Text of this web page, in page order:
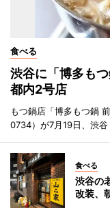
食べる
渋谷に「博多も
都内2号店
もつ鍋店「博多もつ鍋
0734）が7月19日、渋谷
食べる
渋谷の
改装、